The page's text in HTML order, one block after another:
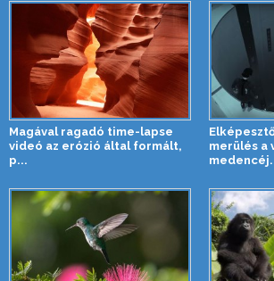
Magával ragadó time-lapse
videó az erózió által formált,
p...
merülés a